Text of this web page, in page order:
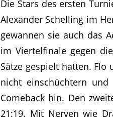
Die Stars des ersten
Alexander Schelling im
gewannen sie auch das
im Viertelfinale gegen
Sätze gespielt hatten.
nicht einschüchtern
Comeback hin. Den
21:19. Mit Nerven wie